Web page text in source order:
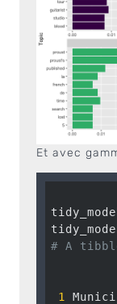
Et avec
# A
1